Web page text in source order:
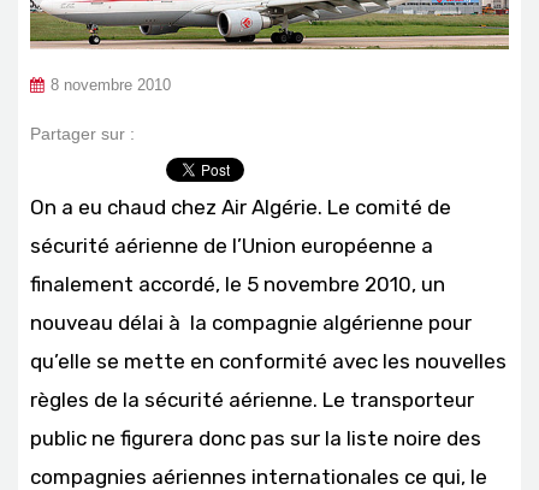
8 novembre 2010
Partager sur :
On a eu chaud chez Air Algérie. Le comité de
sécurité aérienne de l’Union européenne a
finalement accordé, le 5 novembre 2010, un
nouveau délai à la compagnie algérienne pour
qu’elle se mette en conformité avec les nouvelles
règles de la sécurité aérienne. Le transporteur
public ne figurera donc pas sur la liste noire des
compagnies aériennes internationales ce qui, le